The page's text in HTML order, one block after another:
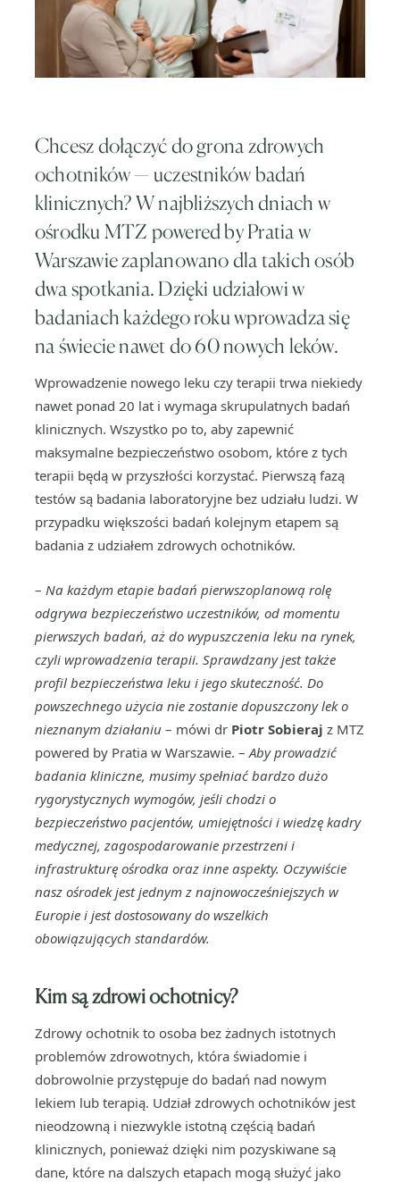
Chcesz dołączyć do grona zdrowych
ochotników — uczestników badań
klinicznych? W najbliższych dniach w
ośrodku MTZ powered by Pratia w
Warszawie zaplanowano dla takich osób
dwa spotkania. Dzięki udziałowi w
badaniach każdego roku wprowadza się
na świecie nawet do 60 nowych leków.
Wprowadzenie nowego leku czy terapii trwa niekiedy
nawet ponad 20 lat i wymaga skrupulatnych badań
klinicznych. Wszystko po to, aby zapewnić
maksymalne bezpieczeństwo osobom, które z tych
terapii będą w przyszłości korzystać. Pierwszą fazą
testów są badania laboratoryjne bez udziału ludzi. W
przypadku większości badań kolejnym etapem są
badania z udziałem zdrowych ochotników.
– Na każdym etapie badań pierwszoplanową rolę
odgrywa bezpieczeństwo uczestników, od momentu
pierwszych badań, aż do wypuszczenia leku na rynek,
czyli wprowadzenia terapii. Sprawdzany jest także
profil bezpieczeństwa leku i jego skuteczność. Do
powszechnego użycia nie zostanie dopuszczony lek o
nieznanym działaniu – mówi dr Piotr Sobieraj z MTZ
powered by Pratia w Warszawie. –Aby prowadzić
badania kliniczne, musimy spełniać bardzo dużo
rygorystycznych wymogów, jeśli chodzi o
bezpieczeństwo pacjentów, umiejętności i wiedzę kadry
medycznej, zagospodarowanie przestrzeni i
infrastrukturę ośrodka oraz inne aspekty. Oczywiście
nasz ośrodek jest jednym z najnowocześniejszych w
Europie i jest dostosowany do wszelkich
obowiązujących standardów.
Kim są zdrowi ochotnicy?
Zdrowy ochotnik to osoba bez żadnych istotnych
problemów zdrowotnych, która świadomie i
dobrowolnie przystępuje do badań nad nowym
lekiem lub terapią. Udział zdrowych ochotników jest
nieodzowną i niezwykle istotną częścią badań
klinicznych, ponieważ dzięki nim pozyskiwane są
dane, które na dalszych etapach mogą służyć jako